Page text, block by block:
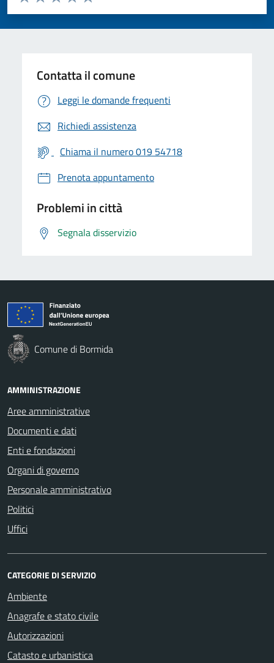
Valuta 5 stelle su 5
Valuta 4 stelle su 5
Valuta 3 stelle su 5
Valuta 2 stelle su 5
Valuta 1 stelle su 5
Contatta il comune
Leggi le domande frequenti
Richiedi assistenza
Chiama il numero 019 54718
Prenota appuntamento
Problemi in città
Segnala disservizio
Comune di Bormida
AMMINISTRAZIONE
Aree amministrative
Documenti e dati
Enti e fondazioni
Organi di governo
Personale amministrativo
Politici
Uffici
CATEGORIE DI SERVIZIO
Ambiente
Anagrafe e stato civile
Autorizzazioni
Catasto e urbanistica